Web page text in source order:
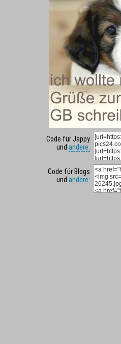
Code für Jappy
und andere:
Code für Blogs
und andere: